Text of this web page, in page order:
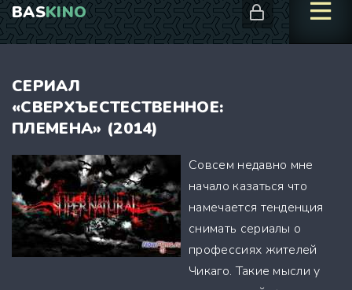
BASKINO
СЕРИАЛ
«СВЕРХЪЕСТЕСТВЕННОЕ:
ПЛЕМЕНА» (2014)
Совсем недавно мне
начало казаться что
намечается тенденция
снимать сериалы о
профессиях жителей
Чикаго. Такие мысли у